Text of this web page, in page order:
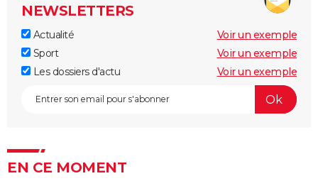
NEWSLETTERS
Actualité
Voir un exemple
Sport
Voir un exemple
Les dossiers d'actu
Voir un exemple
EN CE MOMENT